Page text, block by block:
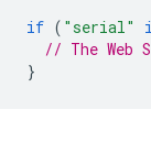
if ( "serial"
// The Web
}